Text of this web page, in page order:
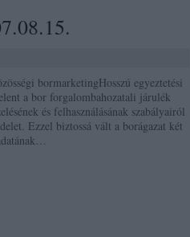
bormarketingHosszú egyeztetési
a bor forgalombahozatali járulék
és felhasználásának szabályairól
Ezzel biztossá vált a borágazat két